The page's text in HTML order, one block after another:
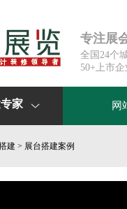
专注展
全国24个
50+上市
家  网
建 > 展台搭建案例